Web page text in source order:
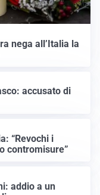
nega all’Italia la
accusato di
“Revochi i
contromisure”
addio a un